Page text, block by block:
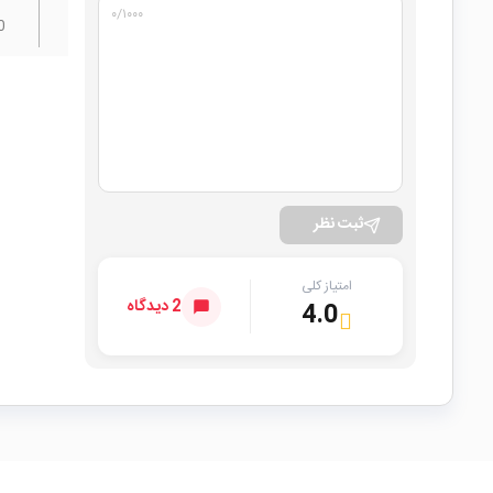
۰/۱۰۰۰
ثبت نظر
امتیاز کلی
4.0 2 دیدگاه